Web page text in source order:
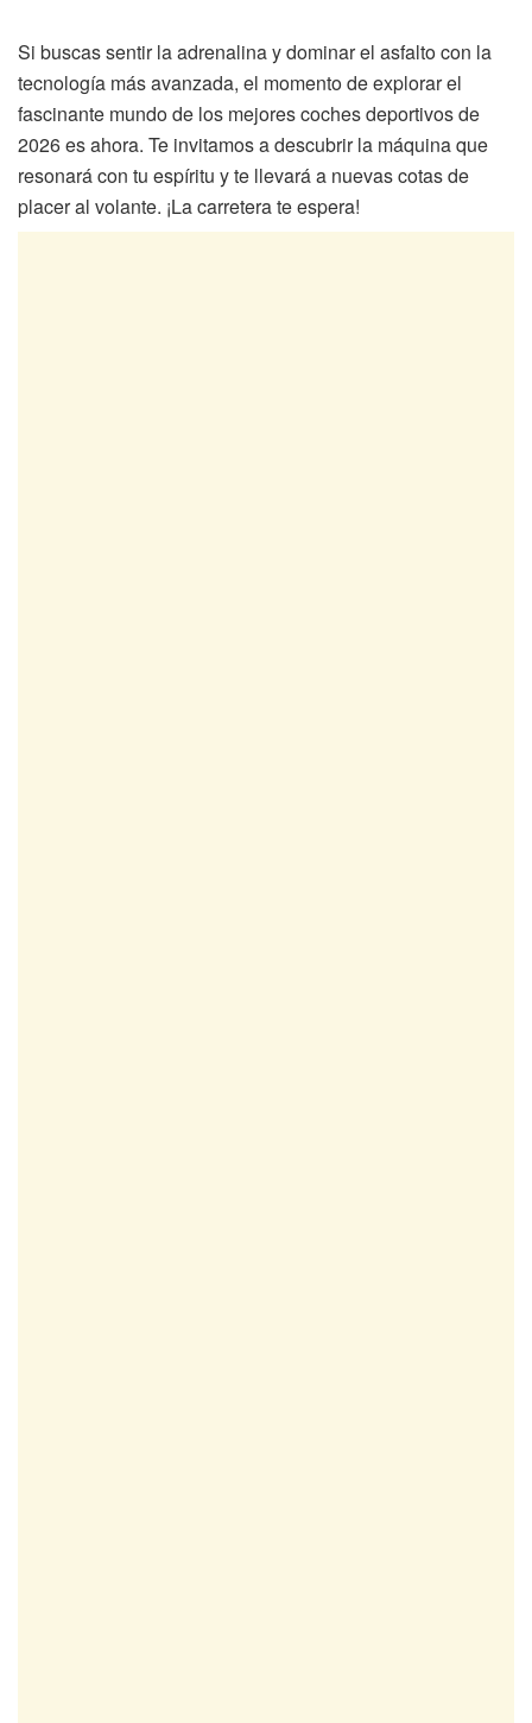
Si buscas sentir la adrenalina y dominar el asfalto con la
tecnología más avanzada, el momento de explorar el
fascinante mundo de los mejores coches deportivos de
2026 es ahora. Te invitamos a descubrir la máquina que
resonará con tu espíritu y te llevará a nuevas cotas de
placer al volante. ¡La carretera te espera!